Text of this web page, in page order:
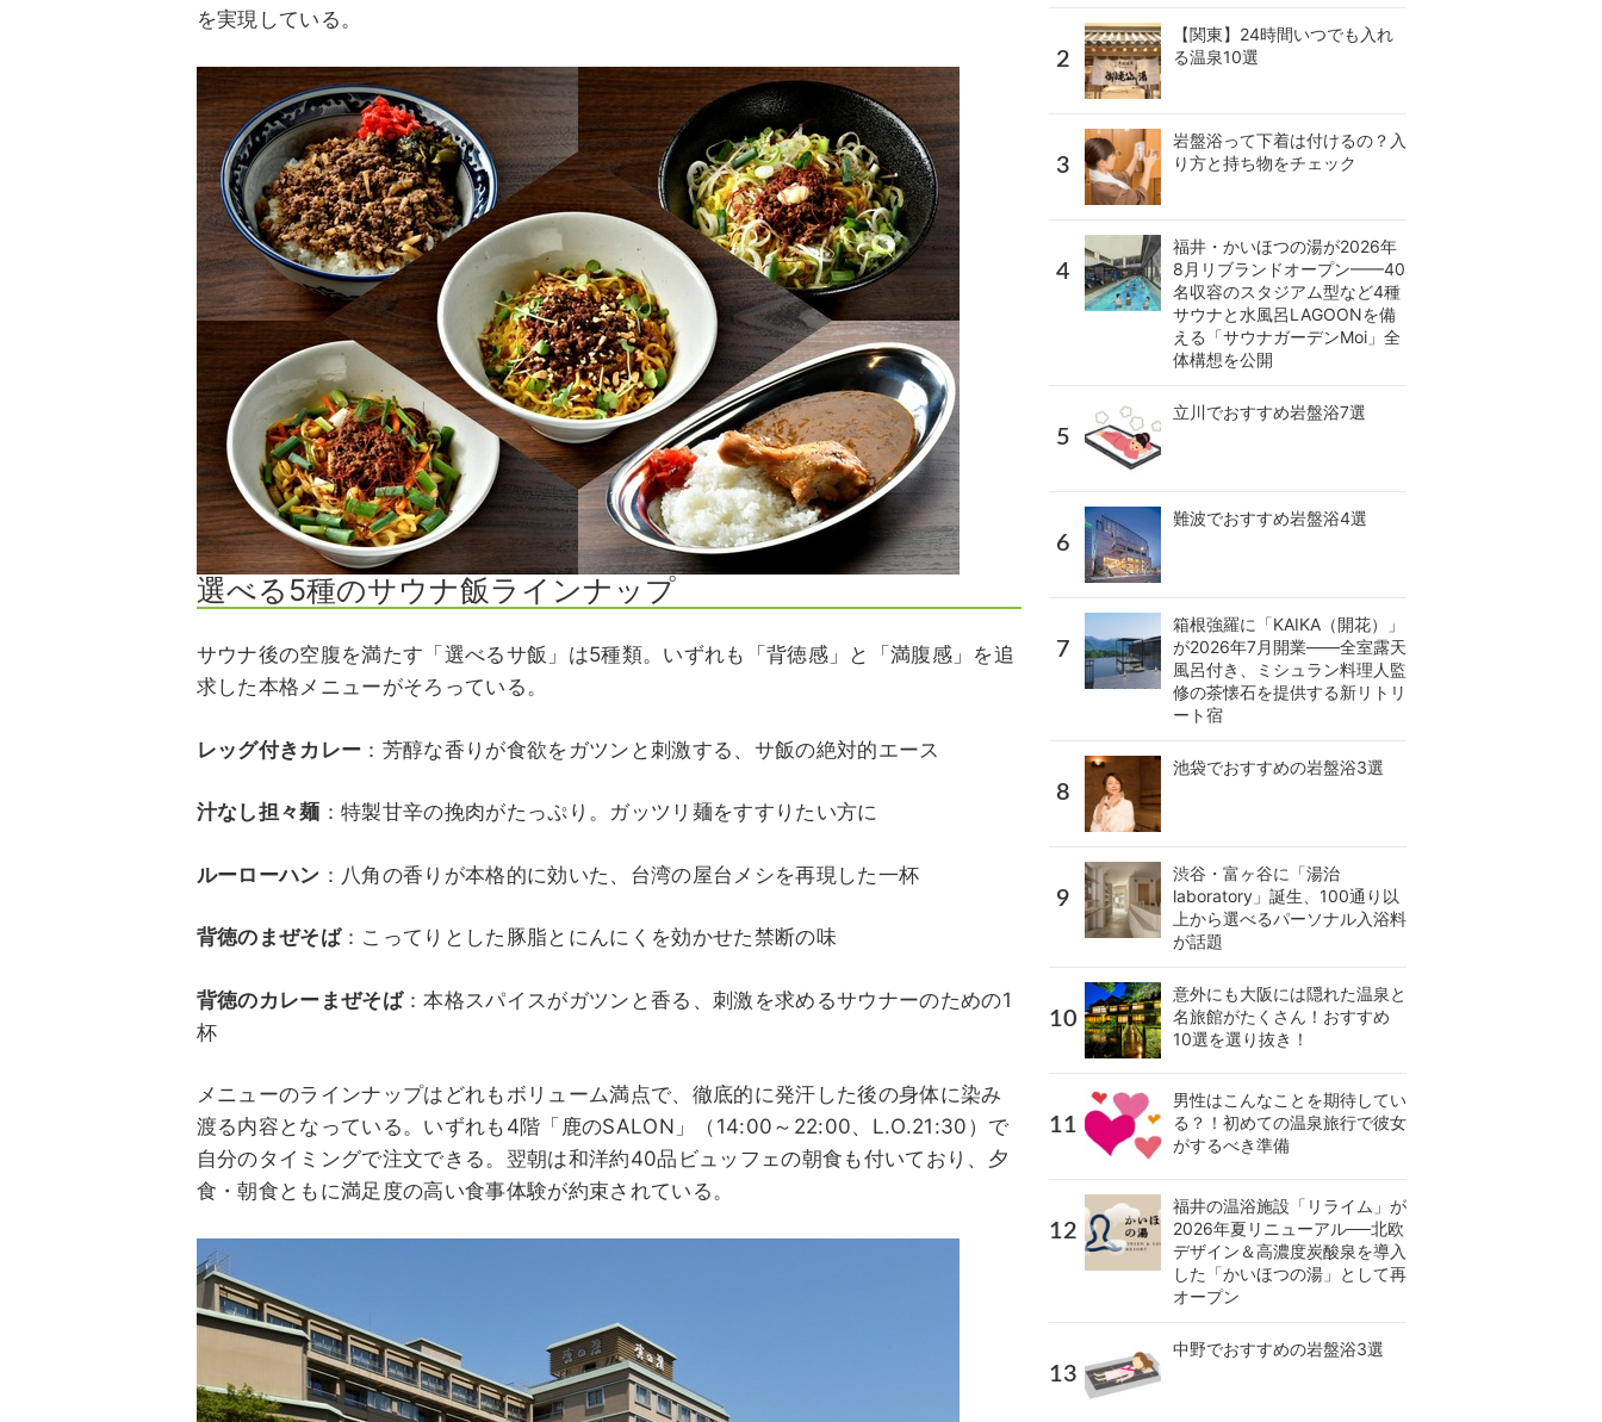
を実現している。
選べる5種のサウナ飯ラインナップ
サウナ後の空腹を満たす「選べるサ飯」は5種類。いずれも「背徳感」と「満腹感」を追
求した本格メニューがそろっている。
レッグ付きカレー ：芳醇な香りが食欲をガツンと刺激する、サ飯の絶対的エース
汁なし担々麺 ：特製甘辛の挽肉がたっぷり。ガッツリ麺をすすりたい方に
ルーローハン ：八角の香りが本格的に効いた、台湾の屋台メシを再現した一杯
背徳のまぜそば：こってりとした豚脂とにんにくを効かせた禁断の味
背徳のカレーまぜそば：本格スパイスがガツンと香る、刺激を求めるサウナーのための1
杯
メニューのラインナップはどれもボリューム満点で、徹底的に発汗した後の身体に染み
渡る内容となっている。いずれも4階「鹿のSALON」（14:00～22:00、L.O.21:30）で
自分のタイミングで注文できる。翌朝は和洋約40品ビュッフェの朝食も付いており、夕
食・朝食ともに満足度の高い食事体験が約束されている。
【関東】24時間いつでも入れ
る温泉10選
岩盤浴って下着は付けるの？入
り方と持ち物をチェック
福井・かいほつの湯が2026年
8月リブランドオープン——40
名収容のスタジアム型など4種
サウナと水風呂LAGOONを備
える「サウナガーデンMoi」全
体構想を公開
立川でおすすめ岩盤浴7選
難波でおすすめ岩盤浴4選
箱根強羅に「KAIKA（開花）」
が2026年7月開業――全室露天
風呂付き、ミシュラン料理人監
修の茶懐石を提供する新リトリ
ート宿
池袋でおすすめの岩盤浴3選
渋谷・富ヶ谷に「湯治
laboratory」誕生、100通り以
上から選べるパーソナル入浴料
が話題
意外にも大阪には隠れた温泉と
名旅館がたくさん！おすすめ
10選を選り抜き！
男性はこんなことを期待してい
る？！初めての温泉旅行で彼女
がするべき準備
福井の温浴施設「リライム」が
2026年夏リニューアル──北欧
デザイン＆高濃度炭酸泉を導入
した「かいほつの湯」として再
オープン
中野でおすすめの岩盤浴3選